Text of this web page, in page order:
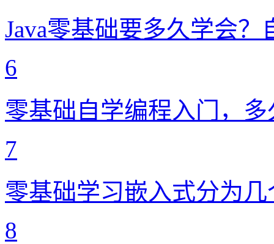
Java零基础要多久学会
6
零基础自学编程入门，
7
零基础学习嵌入式分为几
8